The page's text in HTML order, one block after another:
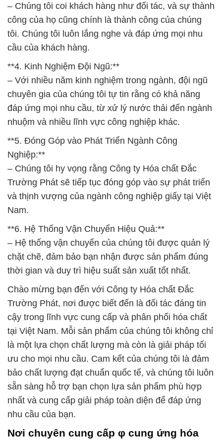
– Chúng tôi coi khách hàng như đối tác, và sự thành
công của họ cũng chính là thành công của chúng
tôi. Chúng tôi luôn lắng nghe và đáp ứng mọi nhu
cầu của khách hàng.
**4. Kinh Nghiệm Đội Ngũ:**
– Với nhiều năm kinh nghiệm trong ngành, đội ngũ
chuyên gia của chúng tôi tự tin rằng có khả năng
đáp ứng mọi nhu cầu, từ xử lý nước thải đến ngành
nhuộm và nhiều lĩnh vực công nghiệp khác.
**5. Đóng Góp vào Phát Triển Ngành Công
Nghiệp:**
– Chúng tôi hy vọng rằng Công ty Hóa chất Đắc
Trường Phát sẽ tiếp tục đóng góp vào sự phát triển
và thịnh vượng của ngành công nghiệp giấy tại Việt
Nam.
**6. Hệ Thống Vận Chuyển Hiệu Quả:**
– Hệ thống vận chuyển của chúng tôi được quản lý
chặt chẽ, đảm bảo bạn nhận được sản phẩm đúng
thời gian và duy trì hiệu suất sản xuất tốt nhất.
Chào mừng bạn đến với Công ty Hóa chất Đắc
Trường Phát, nơi được biết đến là đối tác đáng tin
cậy trong lĩnh vực cung cấp và phân phối hóa chất
tại Việt Nam. Mỗi sản phẩm của chúng tôi không chỉ
là một lựa chọn chất lượng mà còn là giải pháp tối
ưu cho mọi nhu cầu. Cam kết của chúng tôi là đảm
bảo chất lượng đạt chuẩn quốc tế, và chúng tôi luôn
sẵn sàng hỗ trợ bạn chọn lựa sản phẩm phù hợp
nhất và cung cấp giải pháp toàn diện để đáp ứng
nhu cầu của bạn.
Nơi chuyên cung cấp φ cung ứng hóa